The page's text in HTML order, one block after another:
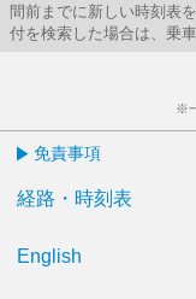
間前までに新しい時刻表
付を検索した場合は、乗
※
免責事項
経路・時刻表
English